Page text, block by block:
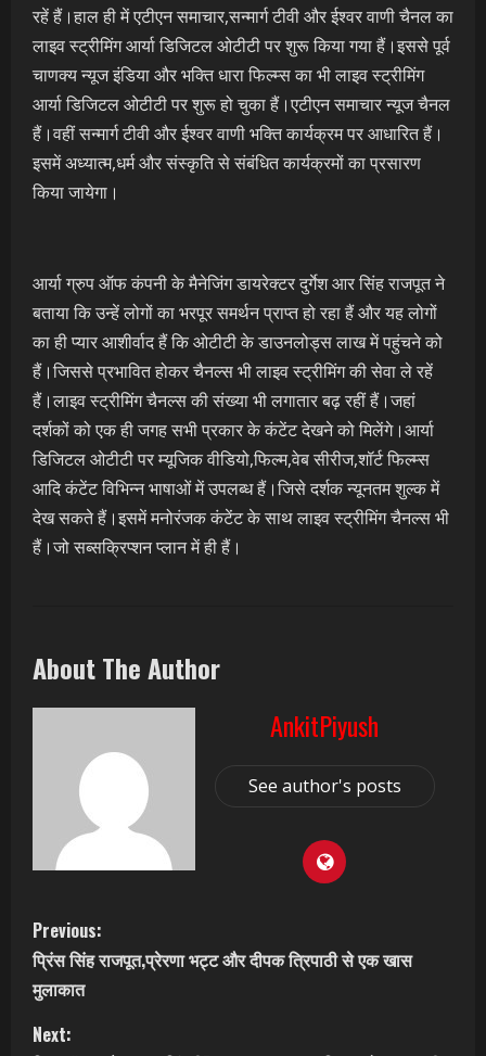
रहें हैं।हाल ही में एटीएन समाचार,सन्मार्ग टीवी और ईश्वर वाणी चैनल का
लाइव स्ट्रीमिंग आर्या डिजिटल ओटीटी पर शुरू किया गया हैं।इससे पूर्व
चाणक्य न्यूज इंडिया और भक्ति धारा फिल्म्स का भी लाइव स्ट्रीमिंग
आर्या डिजिटल ओटीटी पर शुरू हो चुका हैं।एटीएन समाचार न्यूज चैनल
हैं।वहीं सन्मार्ग टीवी और ईश्वर वाणी भक्ति कार्यक्रम पर आधारित हैं।
इसमें अध्यात्म,धर्म और संस्कृति से संबंधित कार्यक्रमों का प्रसारण
किया जायेगा।
आर्या ग्रुप ऑफ कंपनी के मैनेजिंग डायरेक्टर दुर्गेश आर सिंह राजपूत ने
बताया कि उन्हें लोगों का भरपूर समर्थन प्राप्त हो रहा हैं और यह लोगों
का ही प्यार आशीर्वाद हैं कि ओटीटी के डाउनलोड्स लाख में पहुंचने को
हैं।जिससे प्रभावित होकर चैनल्स भी लाइव स्ट्रीमिंग की सेवा ले रहें
हैं।लाइव स्ट्रीमिंग चैनल्स की संख्या भी लगातार बढ़ रहीं हैं।जहां
दर्शकों को एक ही जगह सभी प्रकार के कंटेंट देखने को मिलेंगे।आर्या
डिजिटल ओटीटी पर म्यूजिक वीडियो,फिल्म,वेब सीरीज,शॉर्ट फिल्म्स
आदि कंटेंट विभिन्न भाषाओं में उपलब्ध हैं।जिसे दर्शक न्यूनतम शुल्क में
देख सकते हैं।इसमें मनोरंजक कंटेंट के साथ लाइव स्ट्रीमिंग चैनल्स भी
हैं।जो सब्सक्रिप्शन प्लान में ही हैं।
About The Author
AnkitPiyush
See author's posts
C
o
n
Previous:
प्रिंस सिंह राजपूत,प्रेरणा भट्ट और दीपक त्रिपाठी से एक खास
मुलाकात
Next: